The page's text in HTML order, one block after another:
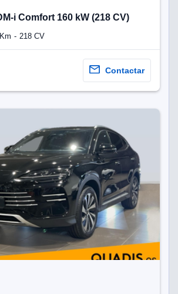
i Comfort 160 kW (218 CV)
218 CV
Contactar